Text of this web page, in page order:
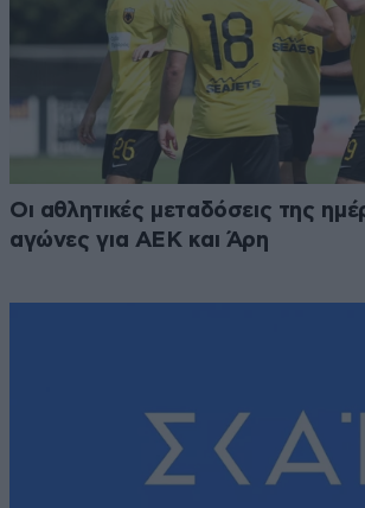
Οι αθλητικές μεταδόσεις της
αγώνες για ΑΕΚ και Άρη